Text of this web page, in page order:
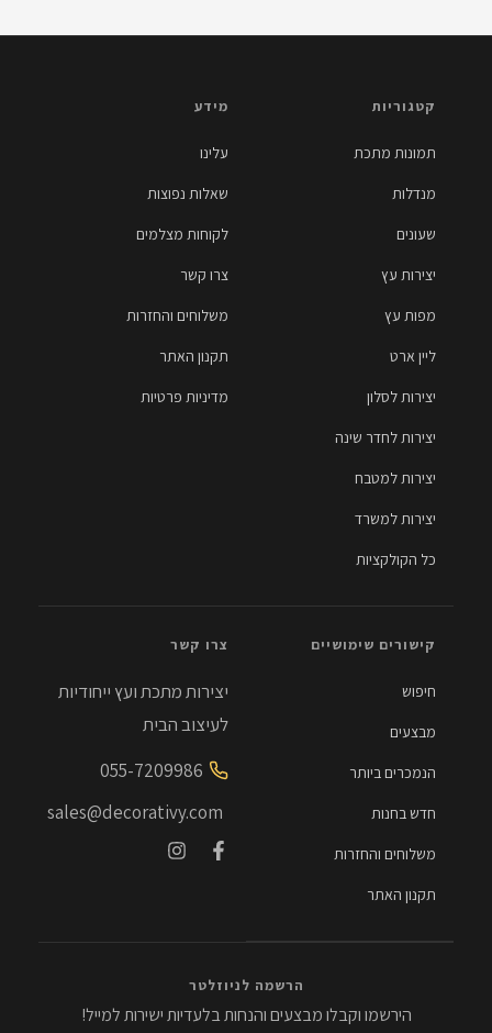
קטגוריות
תמונות מתכת
מנדלות
שעונים
יצירות עץ
מפות עץ
ליין ארט
יצירות לסלון
יצירות לחדר שינה
יצירות למטבח
יצירות למשרד
כל הקולקציות
מידע
עלינו
שאלות נפוצות
לקוחות מצלמים
צרו קשר
משלוחים והחזרות
תקנון האתר
מדיניות פרטיות
קישורים שימושיים
חיפוש
מבצעים
הנמכרים ביותר
חדש בחנות
משלוחים והחזרות
תקנון האתר
צרו קשר
יצירות מתכת ועץ ייחודיות
לעיצוב הבית
055-7209986
sales@decorativy.com
הרשמה לניוזלטר
הירשמו וקבלו מבצעים והנחות בלעדיות ישירות למייל!